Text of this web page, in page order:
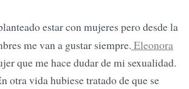
estar con mujeres pero desde la
me van a gustar siempre. Eleonora
que me hace dudar de mi sexualidad.
otra vida hubiese tratado de que se